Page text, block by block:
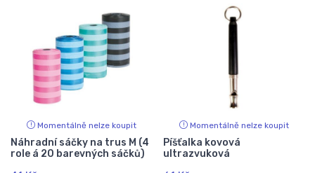
Momentálně nelze koupit
Náhradní sáčky na trus M (4
role á 20 barevných sáčků)
Momentálně nelze koupit
Píšťalka kovová
ultrazvuková